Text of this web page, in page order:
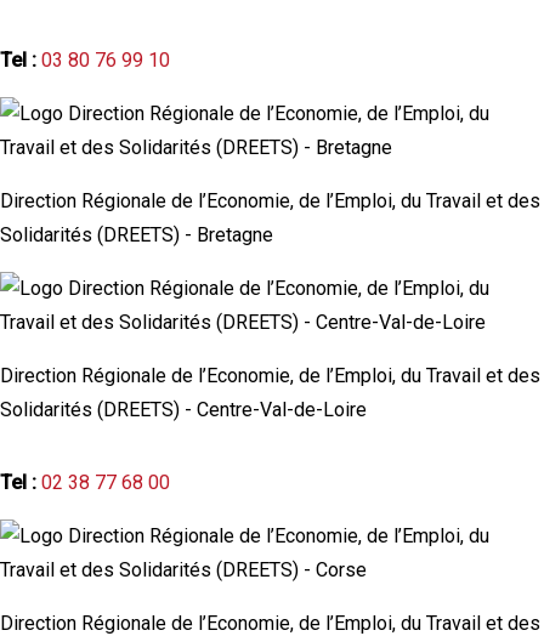
Tel : 03 80 76 99 10
Direction Régionale de l’Economie, de l’Emploi, du Travail et des
Solidarités (DREETS) - Bretagne
Direction Régionale de l’Economie, de l’Emploi, du Travail et des
Solidarités (DREETS) - Centre-Val-de-Loire
Tel : 02 38 77 68 00
Direction Régionale de l’Economie, de l’Emploi, du Travail et des